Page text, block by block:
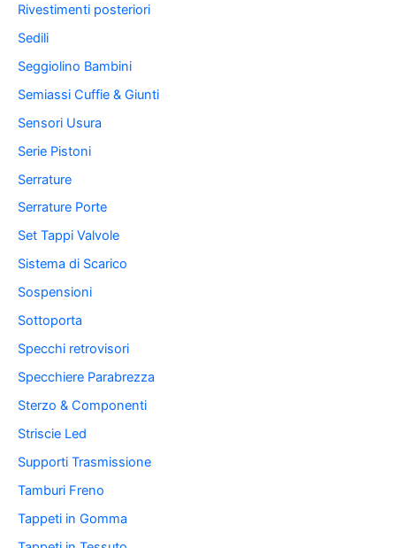
Rivestimenti posteriori
Sedili
Seggiolino Bambini
Semiassi Cuffie & Giunti
Sensori Usura
Serie Pistoni
Serrature
Serrature Porte
Set Tappi Valvole
Sistema di Scarico
Sospensioni
Sottoporta
Specchi retrovisori
Specchiere Parabrezza
Sterzo & Componenti
Striscie Led
Supporti Trasmissione
Tamburi Freno
Tappeti in Gomma